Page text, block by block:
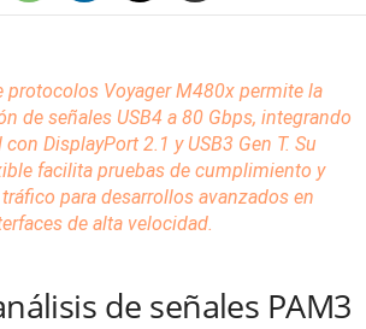
protocolos Voyager M480x permite la
de señales USB4 a 80 Gbps, integrando
DisplayPort 2.1 y USB3 Gen T. Su
facilita pruebas de cumplimiento y
para desarrollos avanzados en
de alta velocidad.
de señales PAM3